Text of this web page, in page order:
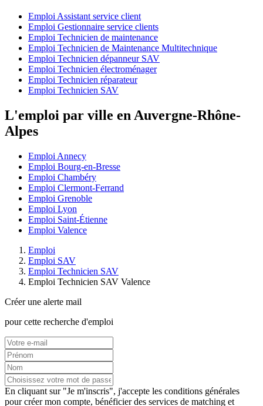
Emploi Assistant service client
Emploi Gestionnaire service clients
Emploi Technicien de maintenance
Emploi Technicien de Maintenance Multitechnique
Emploi Technicien dépanneur SAV
Emploi Technicien électroménager
Emploi Technicien réparateur
Emploi Technicien SAV
L'emploi par ville en Auvergne-Rhône-
Alpes
Emploi Annecy
Emploi Bourg-en-Bresse
Emploi Chambéry
Emploi Clermont-Ferrand
Emploi Grenoble
Emploi Lyon
Emploi Saint-Étienne
Emploi Valence
Emploi
Emploi SAV
Emploi Technicien SAV
Emploi Technicien SAV Valence
Créer une alerte mail
pour cette recherche d'emploi
En cliquant sur "Je m'inscris", j'accepte les conditions générales
pour créer mon compte, bénéficier des services de matching et